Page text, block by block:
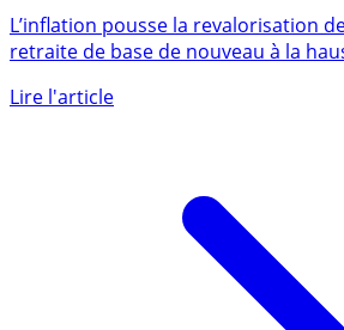
retraite de base, mais de
janvier 2023 !
retraite de base de nouveau à la